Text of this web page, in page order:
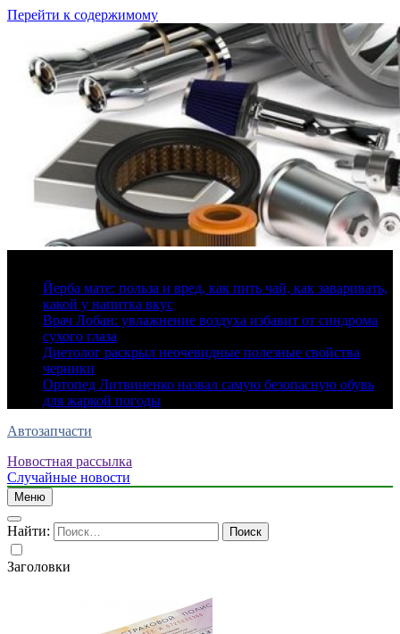
Перейти к содержимому
Йерба мате: польза и вред, как пить чай, как заваривать,
какой у напитка вкус
Врач Лобан: увлажнение воздуха избавит от синдрома
сухого глаза
Диетолог раскрыл неочевидные полезные свойства
черники
Ортопед Литвиненко назвал самую безопасную обувь
для жаркой погоды
Автозапчасти
Новостная рассылка
Случайные новости
Меню
Найти:
Заголовки